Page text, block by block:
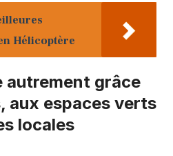
Hélicoptère
autrement grâce
aux espaces verts
locales